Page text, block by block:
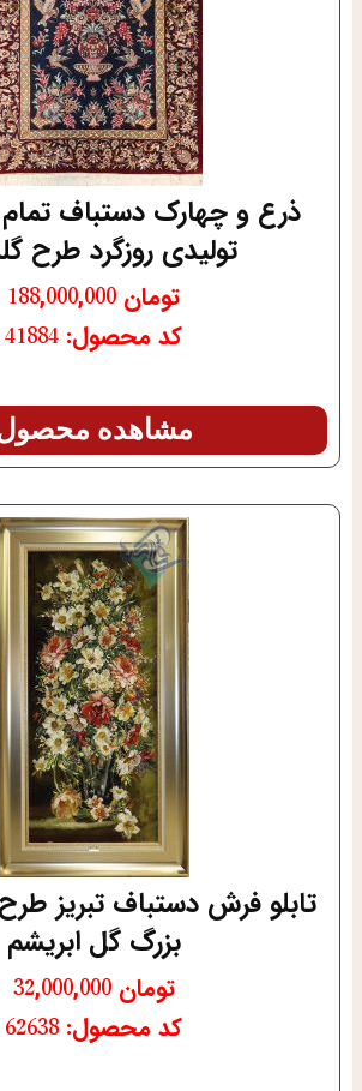
ذرع و چهارک دستباف تمام
تولیدی روزگرد طرح
تومان
کد محصول: 41884
مشاهده
تابلو فرش دستباف تبریز
بزرگ گل ابریشم
تومان 32,000,000
کد محصول: 62638